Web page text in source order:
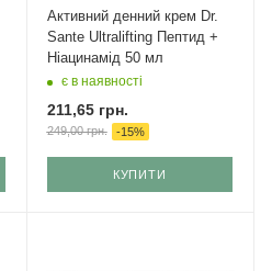
Активний денний крем Dr.
Sante Ultralifting Пептид +
Ніацинамід 50 мл
є в наявності
211,65грн.
249,00грн. -15%
КУПИТИ